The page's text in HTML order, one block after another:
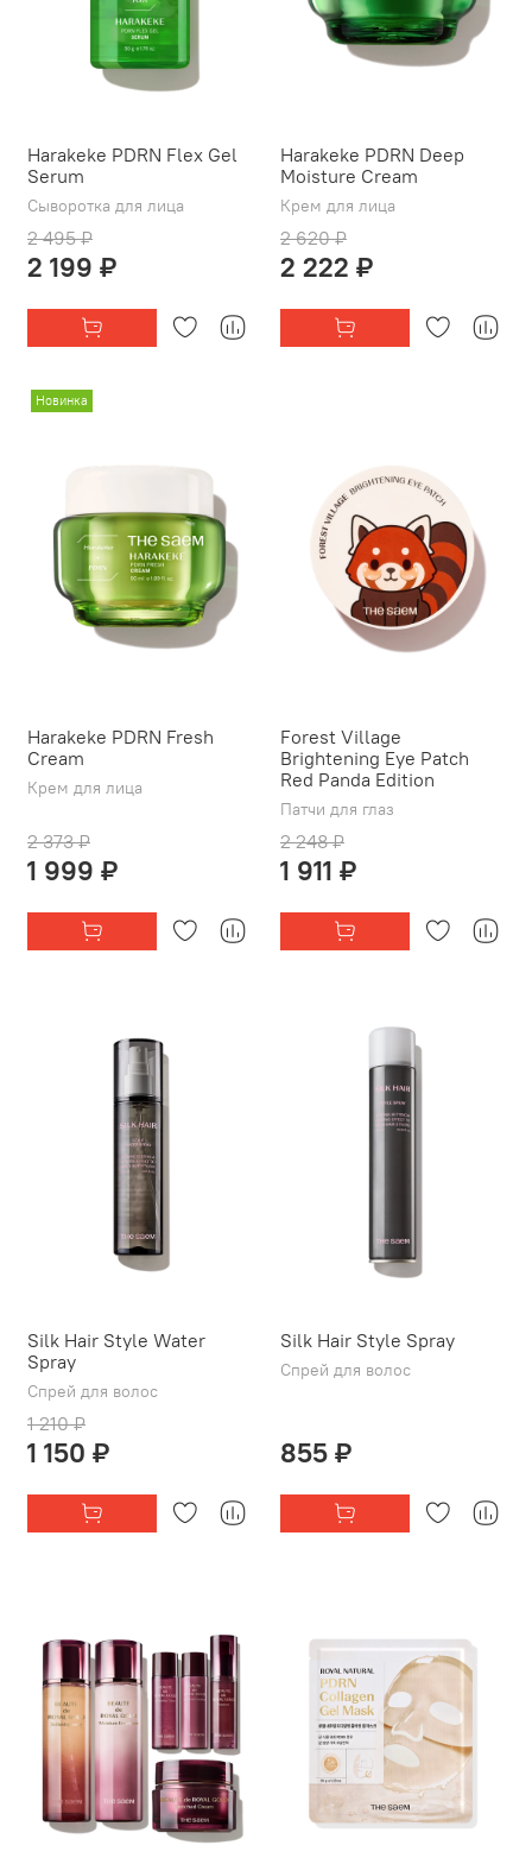
Harakeke PDRN Flex Gel
Serum
Сыворотка для лица
2 495 ₽
2 199 ₽
Harakeke PDRN Deep
Moisture Cream
Крем для лица
2 620 ₽
2 222 ₽
Новинка
Harakeke PDRN Fresh
Cream
Крем для лица
2 373 ₽
1 999 ₽
Forest Village
Brightening Eye Patch
Red Panda Edition
Патчи для глаз
2 248 ₽
1 911 ₽
Silk Hair Style Water
Spray
Спрей для волос
1 210 ₽
1 150 ₽
Silk Hair Style Spray
Спрей для волос
855 ₽